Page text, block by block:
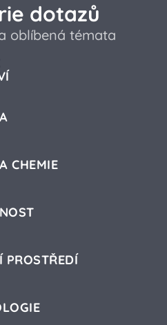
dotazů
oblíbená témata
CHEMIE
PROSTŘEDÍ